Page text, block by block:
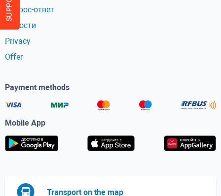
Вопрос-ответ
Новости
Privacy
Offer
Payment methods
Mobile App
Transport on the map